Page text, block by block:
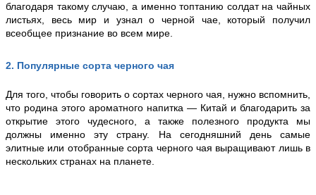
благодаря такому случаю, а именно топтанию солдат на чайных
листьях, весь мир и узнал о черной чае, который получил
всеобщее признание во всем мире.
2. Популярные сорта черного чая
Для того, чтобы говорить о сортах черного чая, нужно вспомнить,
что родина этого ароматного напитка — Китай и благодарить за
открытие этого чудесного, а также полезного продукта
мы
должны именно эту страну. На сегодняшний день самые
элитные или отобранные сорта черного чая выращивают лишь в
нескольких странах на планете.